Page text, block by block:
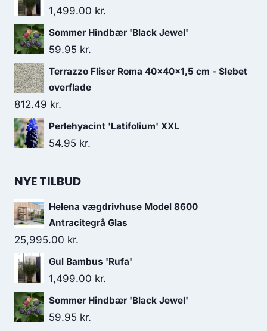
1,499.00 kr.
Sommer Hindbær 'Black Jewel'
59.95 kr.
Terrazzo Fliser Roma 40x40x1,5 cm - Slebet
overflade
812.49 kr.
Perlehyacint 'Latifolium' XXL
54.95 kr.
NYE TILBUD
Helena vægdrivhuse Model 8600
Antracitegrå Glas
25,995.00 kr.
Gul Bambus 'Rufa'
1,499.00 kr.
Sommer Hindbær 'Black Jewel'
59.95 kr.